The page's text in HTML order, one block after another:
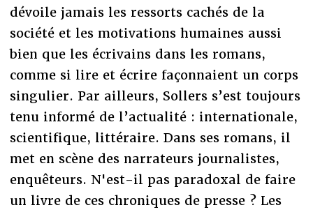
dévoile jamais les ressorts cachés de la
société et les motivations humaines aussi
bien que les écrivains dans les romans,
comme si lire et écrire façonnaient un corps
singulier. Par ailleurs, Sollers s’est toujours
tenu informé de l’actualité : internationale,
scientifique, littéraire. Dans ses romans, il
met en scène des narrateurs journalistes,
enquêteurs. N'est-il pas paradoxal de faire
un livre de ces chroniques de presse ? Les